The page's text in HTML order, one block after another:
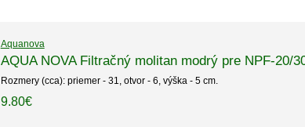
Aquanova
AQUA NOVA Filtračný molitan modrý pre NPF-20/
Rozmery (cca): priemer - 31, otvor - 6, výška - 5 cm.
9.80€